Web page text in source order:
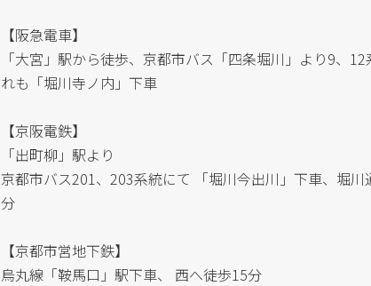
【阪急電車】
「大宮」駅から徒歩、京都市バス「四条堀川」より9、
れも「堀川寺ノ内」下車
【京阪電鉄】
「出町柳」駅より
京都市バス201、203系統にて 「堀川今出川」下車、堀川
分
【京都市営地下鉄】
烏丸線「鞍馬口」駅下車、 西へ徒歩15分